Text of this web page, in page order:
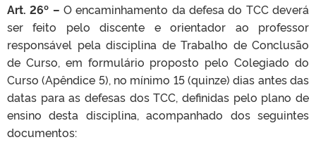
Art. 26º – O encaminhamento da defesa do TCC deverá
ser feito pelo discente e orientador ao professor
responsável pela disciplina de Trabalho de Conclusão
de Curso, em formulário proposto pelo Colegiado do
Curso (Apêndice 5), no mínimo 15 (quinze) dias antes das
datas para as defesas dos TCC, definidas pelo plano de
ensino desta disciplina, acompanhado dos seguintes
documentos: